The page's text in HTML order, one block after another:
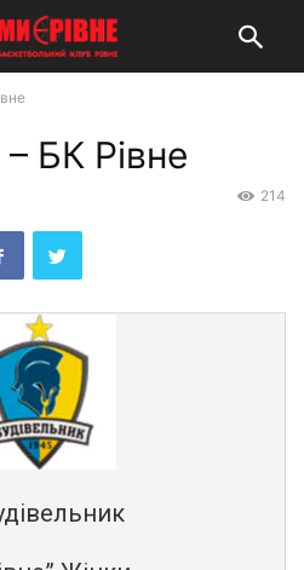
БК Рівне
214